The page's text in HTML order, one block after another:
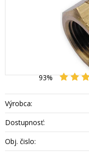
93%
Výrobca:
Dostupnosť:
Obj. čislo: